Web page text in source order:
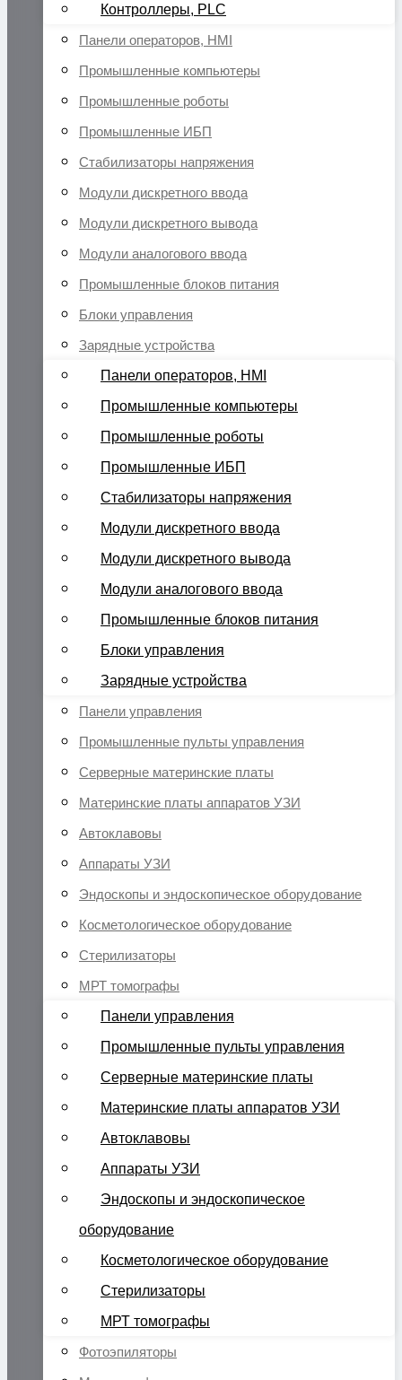
Контроллеры, PLC
Панели операторов, HMI
Промышленные компьютеры
Промышленные роботы
Промышленные ИБП
Стабилизаторы напряжения
Модули дискретного ввода
Модули дискретного вывода
Модули аналогового ввода
Промышленные блоков питания
Блоки управления
Зарядные устройства
Панели операторов, HMI
Промышленные компьютеры
Промышленные роботы
Промышленные ИБП
Стабилизаторы напряжения
Модули дискретного ввода
Модули дискретного вывода
Модули аналогового ввода
Промышленные блоков питания
Блоки управления
Зарядные устройства
Панели управления
Промышленные пульты управления
Серверные материнские платы
Материнские платы аппаратов УЗИ
Автоклавовы
Аппараты УЗИ
Эндоскопы и эндоскопическое оборудование
Косметологическое оборудование
Стерилизаторы
МРТ томографы
Панели управления
Промышленные пульты управления
Серверные материнские платы
Материнские платы аппаратов УЗИ
Автоклавовы
Аппараты УЗИ
Эндоскопы и эндоскопическое
оборудование
Косметологическое оборудование
Стерилизаторы
МРТ томографы
Фотоэпиляторы